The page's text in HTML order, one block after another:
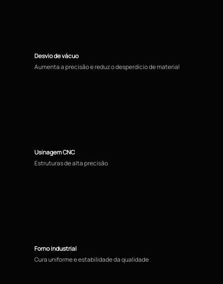
Desvio de vácuo
Aumenta a precisão e reduz o desperdício de material
Usinagem CNC
Estruturas de alta precisão
Forno industrial
Cura uniforme e estabilidade da qualidade